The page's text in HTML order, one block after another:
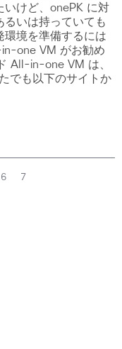
いけど、onePK に対
るいは持っていても
環境を準備するには
one VM がお勧め
All-in-one VM は、
でも以下のサイトか
6 7